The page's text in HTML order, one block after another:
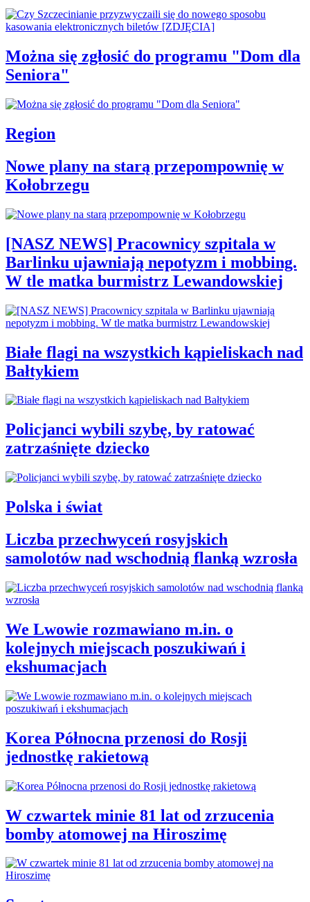
Można się zgłosić do programu "Dom dla
Seniora"
Region
Nowe plany na starą przepompownię w
Kołobrzegu
[NASZ NEWS] Pracownicy szpitala w
Barlinku ujawniają nepotyzm i mobbing.
W tle matka burmistrz Lewandowskiej
Białe flagi na wszystkich kąpieliskach nad
Bałtykiem
Policjanci wybili szybę, by ratować
zatrzaśnięte dziecko
Polska i świat
Liczba przechwyceń rosyjskich
samolotów nad wschodnią flanką wzrosła
We Lwowie rozmawiano m.in. o
kolejnych miejscach poszukiwań i
ekshumacjach
Korea Północna przenosi do Rosji
jednostkę rakietową
W czwartek minie 81 lat od zrzucenia
bomby atomowej na Hiroszimę